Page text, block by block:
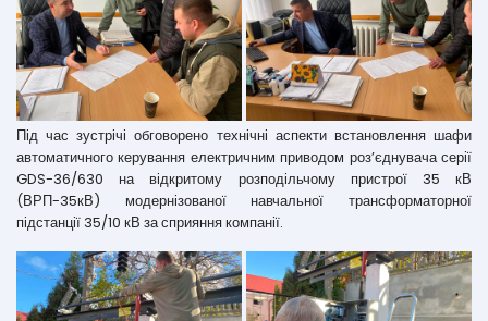
Під час зустрічі обговорено технічні аспекти встановлення шафи
автоматичного керування електричним приводом роз’єднувача серії
GDS-36/630 на відкритому розподільчому пристрої 35 кВ
(ВРП-35кВ) модернізованої навчальної трансформаторної
підстанції 35/10 кВ за сприяння компанії.